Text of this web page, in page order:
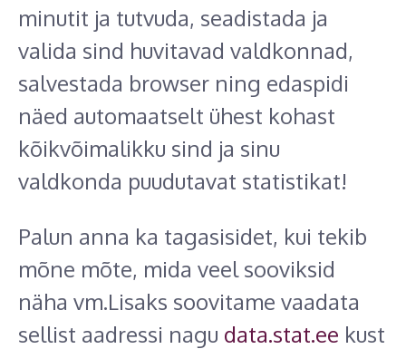
minutit ja tutvuda, seadistada ja
valida sind huvitavad valdkonnad,
salvestada browser ning edaspidi
näed automaatselt ühest kohast
kõikvõimalikku sind ja sinu
valdkonda puudutavat statistikat!
Palun anna ka tagasisidet, kui tekib
mõne mõte, mida veel sooviksid
näha vm.Lisaks soovitame vaadata
sellist aadressi nagu data.stat.ee kust